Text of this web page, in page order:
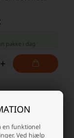
en funktionel
Ved hjælp
pakke i dag
+